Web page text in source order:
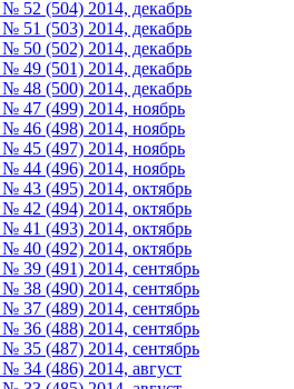
52 (504) 2014, декабрь
51 (503) 2014, декабрь
50 (502) 2014, декабрь
49 (501) 2014, декабрь
48 (500) 2014, декабрь
№ 47 (499) 2014, ноябрь
№ 46 (498) 2014, ноябрь
№ 45 (497) 2014, ноябрь
№ 44 (496) 2014, ноябрь
43 (495) 2014, октябрь
42 (494) 2014, октябрь
41 (493) 2014, октябрь
40 (492) 2014, октябрь
39 (491) 2014, сентябрь
38 (490) 2014, сентябрь
37 (489) 2014, сентябрь
36 (488) 2014, сентябрь
35 (487) 2014, сентябрь
34 (486) 2014, август